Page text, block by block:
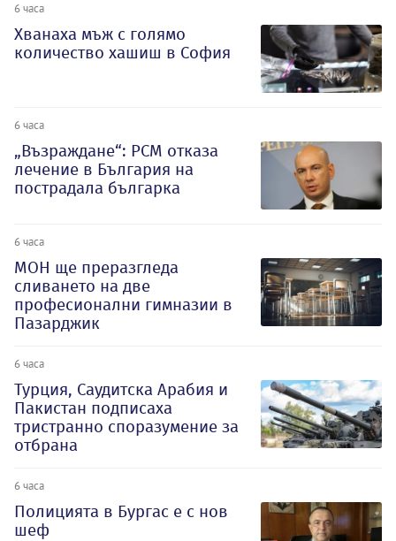
6 часа
Хванаха мъж с голямо
количество хашиш в София
6 часа
„Възраждане“: РСМ отказа
лечение в България на
пострадала българка
6 часа
МОН ще преразгледа
сливането на две
професионални гимназии в
Пазарджик
6 часа
Турция, Саудитска Арабия и
Пакистан подписаха
тристранно споразумение за
отбрана
6 часа
Полицията в Бургас е с нов
шеф